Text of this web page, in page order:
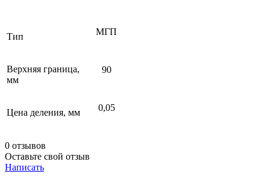
Тип МГП
Верхняя граница,
мм
90
Цена деления, мм 0,05
0 отзывов
Оставьте свой отзыв
Написать